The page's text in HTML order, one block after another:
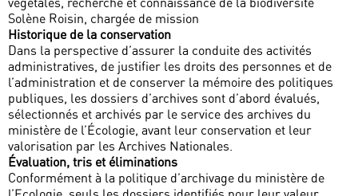
Solène Roisin, chargée de mission
Historique de la conservation
Dans la perspective d’assurer la conduite des activités
administratives, de justifier les droits des personnes et de
l’administration et de conserver la mémoire des politiques
publiques, les dossiers d’archives sont d’abord évalués,
sélectionnés et archivés par le service des archives du
ministère de l’Écologie, avant leur conservation et leur
valorisation par les Archives Nationales.
Évaluation, tris et éliminations
Conformément à la politique d’archivage du ministère de